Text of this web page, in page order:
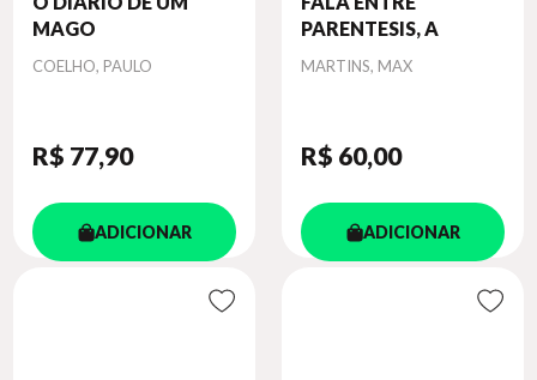
MAGO
Autor
COELHO, PAULO
R$ 77,90
ADICIONAR
PARENTESIS, A
Autor
MARTINS, MAX
R$ 60,00
ADICIONAR